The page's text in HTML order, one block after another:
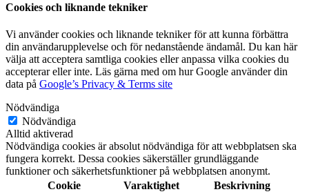
Cookies och liknande tekniker
Vi använder cookies och liknande tekniker för att kunna förbättra
din användarupplevelse och för nedanstående ändamål. Du kan här
välja att acceptera samtliga cookies eller anpassa vilka cookies du
accepterar eller inte. Läs gärna med om hur Google använder din
data på Google’s Privacy & Terms site
Nödvändiga
Nödvändiga
Alltid aktiverad
Nödvändiga cookies är absolut nödvändiga för att webbplatsen ska
fungera korrekt. Dessa cookies säkerställer grundläggande
funktioner och säkerhetsfunktioner på webbplatsen anonymt.
Cookie
Varaktighet Beskrivning